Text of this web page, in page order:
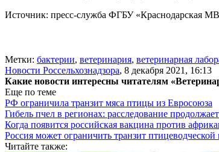
Источник: пресс-служба ФГБУ «Краснодарская
Метки: бактерии, ветеринария, ветеринарная
Новости Россельхознадзора, 8 декабря 2021, 16:13
Какие новости интересны читателям
Еще по теме
РФ ограничила транзит мяса птицы из Евросоюза
Гибель пчел в регионах: расследование
Когда появится российская вакцина против
Россия может ограничить транзит
Читайте также: